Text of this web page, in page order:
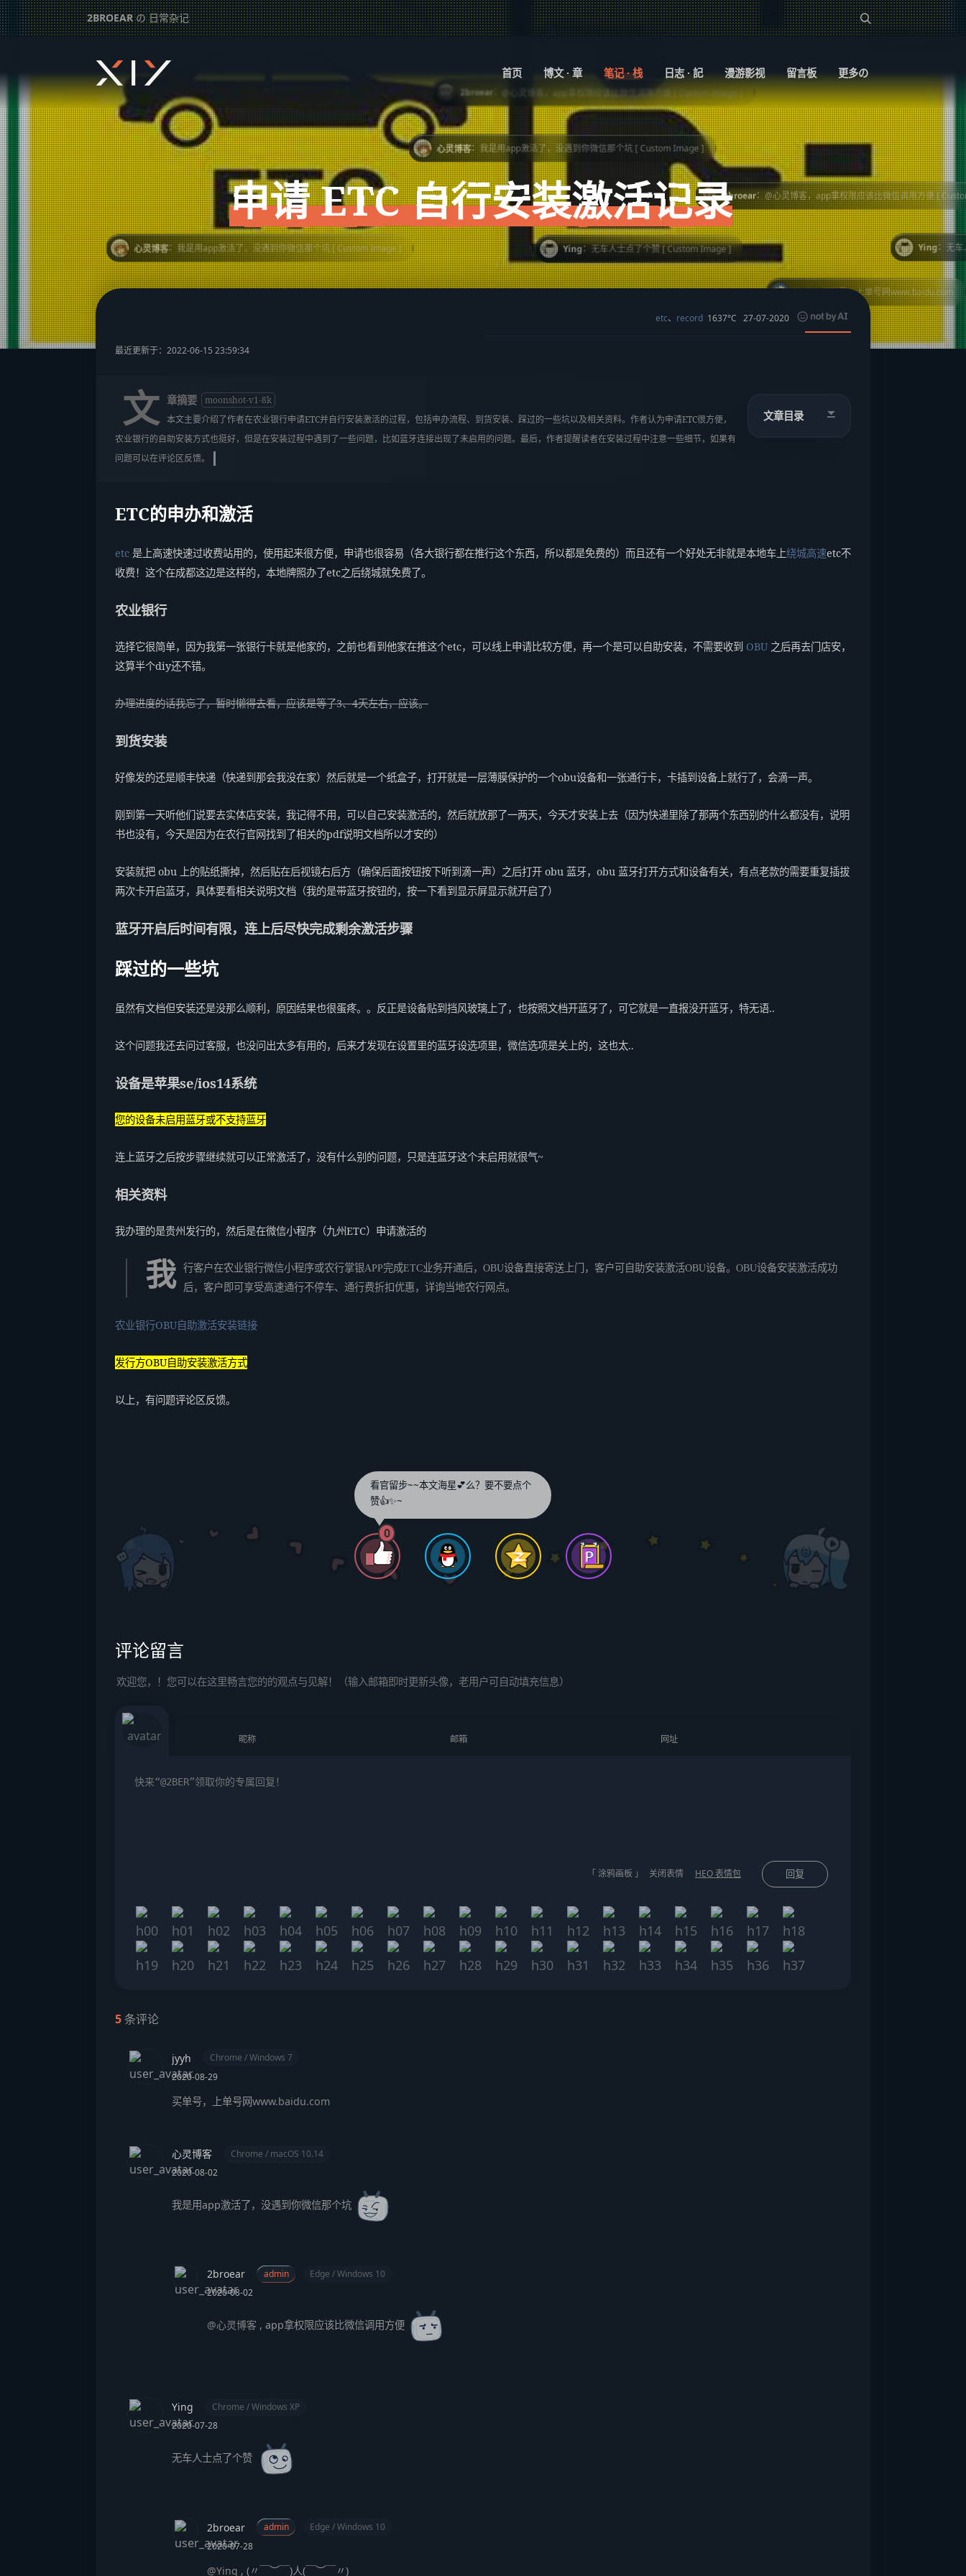
2BROEARの 日常杂记
下一篇： 真好，首提违规停车罚单
首页 博文 · 章 笔记 · 栈 日志 · 記 漫游影视 留言板 更多の
申请 ETC 自行安装激活记录
jyyh 买单号，上单号网www.baidu.com
@心灵博客，app拿权限应该比微信调用方便 [ Custom Image ]
心灵博客：我是用app激活了，没遇到你微信那个坑 [ Custom Image ]
Ying ：无车人士点了个赞 [ Custom Image ]
jyyh：买单号，上单号网www.baidu.com
2broear：@心灵博客，app拿权限应该比微信调用方便 [ Custom Image ]
坑 [ Custom Image ] Ying：无车人士点了个赞
etc、 record 1637°C 27-07-2020
最近更新于：2022-06-15 23:59:34
文章目录
文 章摘要
moonshot-v1-8k
本文主要介绍了作者在农业银行申请ETC并自行安装激活的过程，包括申办流程、到货安装、踩过的一些坑以及相关资料。作者认为申请ETC很方便，
农业银行的自助安装方式也挺好，但是在安装过程中遇到了一些问题，比如蓝牙连接出现了未启用的问题。最后，作者提醒读者在安装过程中注意一些细节，如果有
问题可以在评论区反馈。
ETC的申办和激活
etc 是上高速快速过收费站用的，使用起来很方便，申请也很容易（各大银行都在推行这个东西，所以都是免费的）而且还有一个好处无非就是本地车上绕城高速etc不
收费！这个在成都这边是这样的，本地牌照办了etc之后绕城就免费了。
农业银行
选择它很简单，因为我第一张银行卡就是他家的，之前也看到他家在推这个etc，可以线上申请比较方便，再一个是可以自助安装，不需要收到 OBU 之后再去门店安，
这算半个diy还不错。
办理进度的话我忘了，暂时懒得去看，应该是等了3、4天左右，应该。
到货安装
好像发的还是顺丰快递（快递到那会我没在家）然后就是一个纸盒子，打开就是一层薄膜保护的一个obu设备和一张通行卡，卡插到设备上就行了，会滴一声。
刚到第一天听他们说要去实体店安装，我记得不用，可以自己安装激活的，然后就放那了一两天，今天才安装上去（因为快递里除了那两个东西别的什么都没有，说明
书也没有，今天是因为在农行官网找到了相关的pdf说明文档所以才安的）
安装就把 obu 上的贴纸撕掉，然后贴在后视镜右后方（确保后面按钮按下听到滴一声）之后打开 obu 蓝牙，obu 蓝牙打开方式和设备有关，有点老款的需要重复插拔
两次卡开启蓝牙，具体要看相关说明文档（我的是带蓝牙按钮的，按一下看到显示屏显示就开启了）
蓝牙开启后时间有限，连上后尽快完成剩余激活步骤
踩过的一些坑
虽然有文档但安装还是没那么顺利，原因结果也很蛋疼。。反正是设备贴到挡风玻璃上了，也按照文档开蓝牙了，可它就是一直报没开蓝牙，特无语..
这个问题我还去问过客服，也没问出太多有用的，后来才发现在设置里的蓝牙设选项里，微信选项是关上的，这也太..
设备是苹果se/ios14系统
您的设备未启用蓝牙或不支持蓝牙
连上蓝牙之后按步骤继续就可以正常激活了，没有什么别的问题，只是连蓝牙这个未启用就很气~
相关资料
我办理的是贵州发行的，然后是在微信小程序（九州ETC）申请激活的
我
行客户在农业银行微信小程序或农行掌银APP完成ETC业务开通后，OBU设备直接寄送上门，客户可自助安装激活OBU设备。OBU设备安装激活成功
后，客户即可享受高速通行不停车、通行费折扣优惠，详询当地农行网点。
农业银行OBU自助激活安装链接
发行方OBU自助安装激活方式
以上，有问题评论区反馈。
看官留步~~本文海星💕么？要不要点个
赞👍✨~
0
评论留言
欢迎您，！您可以在这里畅言您的的观点与见解！（输入邮箱即时更新头像，老用户可自动填充信息）
「 涂鸦画板 」 关闭表情 HEO 表情包 回复
5条评论
jyyh
Chrome / Windows 7
2020-08-29
买单号，上单号网www.baidu.com
心灵博客
Chrome / macOS 10.14
2020-08-02
我是用app激活了，没遇到你微信那个坑
2broear admin
Edge / Windows 10
2020-08-02
@心灵博客 , app拿权限应该比微信调用方便
Ying
Chrome / Windows XP
2020-07-28
无车人士点了个赞
2broear admin
Edge / Windows 10
2020-07-28
@Ying , (〃￣︶￣)人(￣︶￣〃)